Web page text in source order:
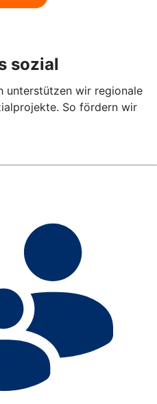
sozial
unterstützen wir regionale
So fördern wir